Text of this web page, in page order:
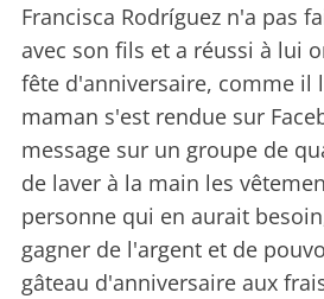
Francisca Rodríguez n'a pas
avec son fils et a réussi à lui
fête d'anniversaire, comme il
maman s'est rendue sur
message sur un groupe de
de laver à la main les
personne qui en aurait
gagner de l'argent et de
gâteau d'anniversaire aux